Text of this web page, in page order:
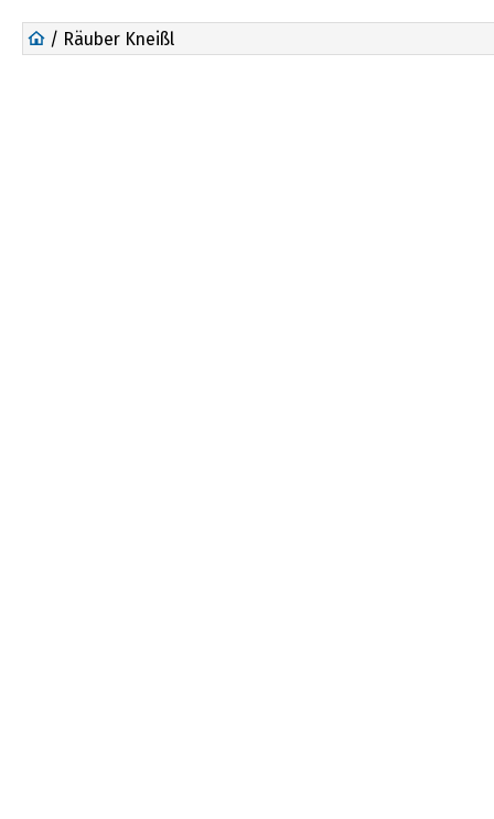
/ Räuber Kneißl